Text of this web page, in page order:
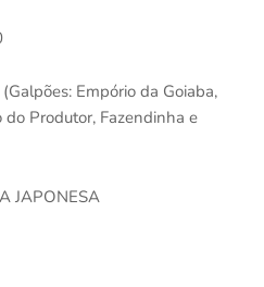
Empório da Goiaba,
Produtor, Fazendinha e
JAPONESA